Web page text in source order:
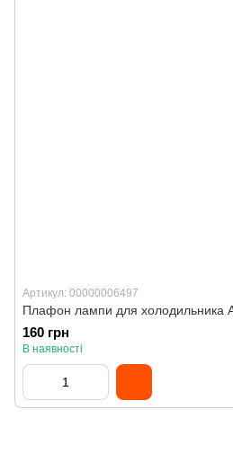
Артикул: 00000006497
Плафон лампи для холодильника
160 грн
В наявності